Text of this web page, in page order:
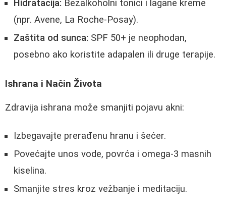
Hidratacija: Bezalkoholni tonici i lagane kreme
(npr. Avene, La Roche-Posay).
Zaštita od sunca: SPF 50+ je neophodan,
posebno ako koristite adapalen ili druge terapije.
Ishrana i Način Života
Zdravija ishrana može smanjiti pojavu akni:
Izbegavajte prerađenu hranu i šećer.
Povećajte unos vode, povrća i omega-3 masnih
kiselina.
Smanjite stres kroz vežbanje i meditaciju.